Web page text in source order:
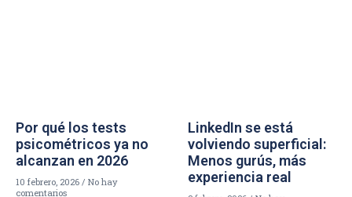
Por qué los tests
psicométricos ya no
alcanzan en 2026
10 febrero, 2026
No hay
comentarios
LinkedIn se está
volviendo superficial:
Menos gurús, más
experiencia real